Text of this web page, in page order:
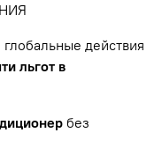
глобальные действия
льгот в
без